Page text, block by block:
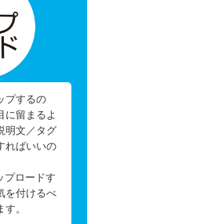
プするの
に留まるよ
明文／タグ
ればいいの
プロードす
を付けるべ
。